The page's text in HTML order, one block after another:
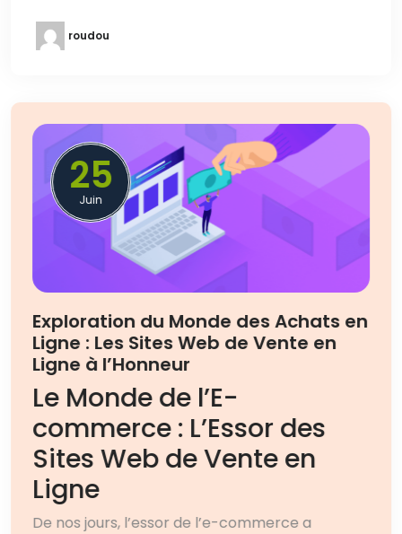
roudou
25
Juin
Exploration du Monde des Achats en
Ligne : Les Sites Web de Vente en
Ligne à l’Honneur
Le Monde de l’E-
commerce : L’Essor des
Sites Web de Vente en
Ligne
De nos jours, l’essor de l’e-commerce a